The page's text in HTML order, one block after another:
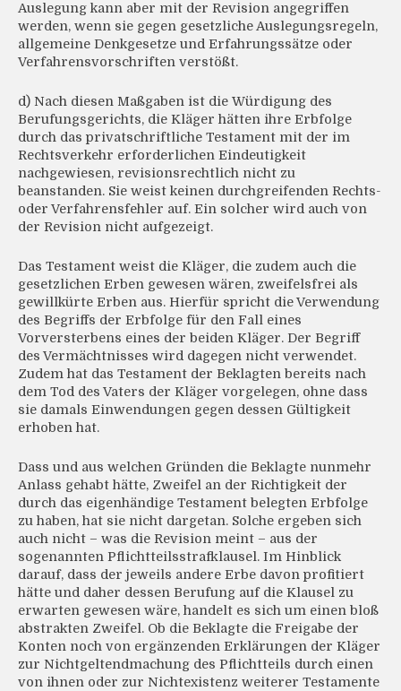
Auslegung kann aber mit der Revision angegriffen
werden, wenn sie gegen gesetzliche Auslegungsregeln,
allgemeine Denkgesetze und Erfahrungssätze oder
Verfahrensvorschriften verstößt.
d) Nach diesen Maßgaben ist die Würdigung des
Berufungsgerichts, die Kläger hätten ihre Erbfolge
durch das privatschriftliche Testament mit der im
Rechtsverkehr erforderlichen Eindeutigkeit
nachgewiesen, revisionsrechtlich nicht zu
beanstanden. Sie weist keinen durchgreifenden Rechts-
oder Verfahrensfehler auf. Ein solcher wird auch von
der Revision nicht aufgezeigt.
Das Testament weist die Kläger, die zudem auch die
gesetzlichen Erben gewesen wären, zweifelsfrei als
gewillkürte Erben aus. Hierfür spricht die Verwendung
des Begriffs der Erbfolge für den Fall eines
Vorversterbens eines der beiden Kläger. Der Begriff
des Vermächtnisses wird dagegen nicht verwendet.
Zudem hat das Testament der Beklagten bereits nach
dem Tod des Vaters der Kläger vorgelegen, ohne dass
sie damals Einwendungen gegen dessen Gültigkeit
erhoben hat.
Dass und aus welchen Gründen die Beklagte nunmehr
Anlass gehabt hätte, Zweifel an der Richtigkeit der
durch das eigenhändige Testament belegten Erbfolge
zu haben, hat sie nicht dargetan. Solche ergeben sich
auch nicht – was die Revision meint – aus der
sogenannten Pflichtteilsstrafklausel. Im Hinblick
darauf, dass der jeweils andere Erbe davon profitiert
hätte und daher dessen Berufung auf die Klausel zu
erwarten gewesen wäre, handelt es sich um einen bloß
abstrakten Zweifel. Ob die Beklagte die Freigabe der
Konten noch von ergänzenden Erklärungen der Kläger
zur Nichtgeltendmachung des Pflichtteils durch einen
von ihnen oder zur Nichtexistenz weiterer Testamente